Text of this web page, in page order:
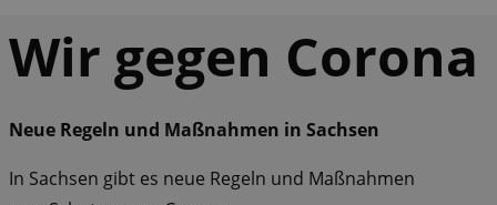
Wir gegen Corona
Neue Regeln und Maßnahmen in Sachsen
In Sachsen gibt es neue Regeln und Maßnahmen